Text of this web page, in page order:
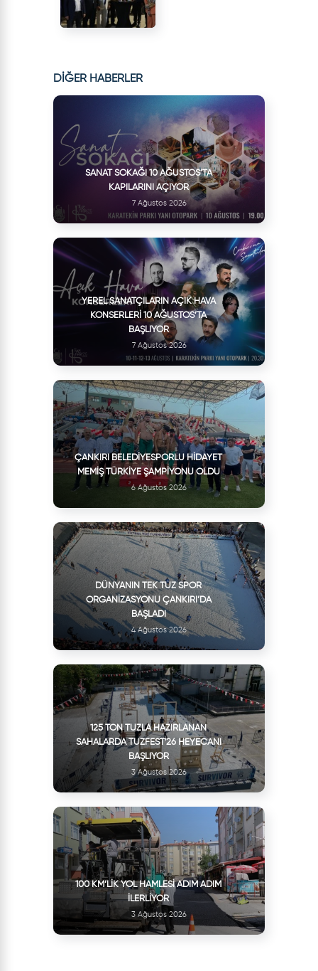
DİĞER HABERLER
SANAT SOKAĞI 10 AĞUSTOS’TA
KAPILARINI AÇIYOR
7 Ağustos 2026
YEREL SANATÇILARIN AÇIK HAVA
KONSERLERI 10 AĞUSTOS’TA
BAŞLIYOR
7 Ağustos 2026
ÇANKIRI BELEDIYESPORLU HIDAYET
MEMIŞ TÜRKIYE ŞAMPIYONU OLDU
6 Ağustos 2026
DÜNYANIN TEK TUZ SPOR
ORGANIZASYONU ÇANKIRI’DA
BAŞLADI
4 Ağustos 2026
125 TON TUZLA HAZIRLANAN
SAHALARDA TUZFEST'26 HEYECANI
BAŞLIYOR
3 Ağustos 2026
100 KM’LIK YOL HAMLESI ADIM ADIM
İLERLIYOR
3 Ağustos 2026